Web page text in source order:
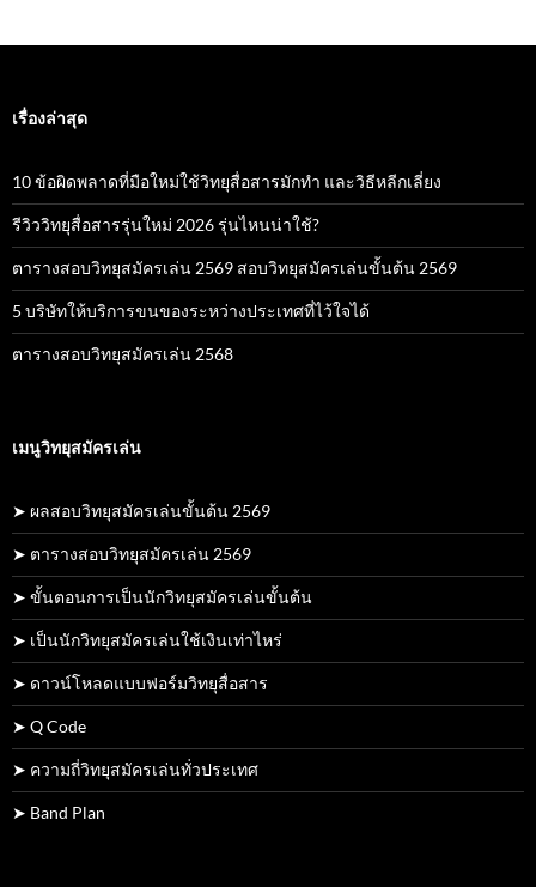
เรื่องล่าสุด
10 ข้อผิดพลาดที่มือใหม่ใช้วิทยุสื่อสารมักทำ และวิธีหลีกเลี่ยง
รีวิววิทยุสื่อสารรุ่นใหม่ 2026 รุ่นไหนน่าใช้?
ตารางสอบวิทยุสมัครเล่น 2569 สอบวิทยุสมัครเล่นขั้นต้น 2569
5 บริษัทให้บริการขนของระหว่างประเทศที่ไว้ใจได้
ตารางสอบวิทยุสมัครเล่น 2568
เมนูวิทยุสมัครเล่น
➤ ผลสอบวิทยุสมัครเล่นขั้นต้น 2569
➤ ตารางสอบวิทยุสมัครเล่น 2569
➤ ขั้นตอนการเป็นนักวิทยุสมัครเล่นขั้นต้น
➤ เป็นนักวิทยุสมัครเล่นใช้เงินเท่าไหร่
➤ ดาวน์โหลดแบบฟอร์มวิทยุสื่อสาร
➤ Q Code
➤ ความถี่วิทยุสมัครเล่นทั่วประเทศ
➤ Band Plan